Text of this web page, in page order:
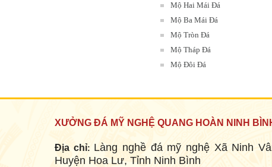
Mã SP: LMĐ 60
Mộ Hai Mái Đá
Mộ Ba Mái Đá
Mộ Tròn Đá
Mộ Tháp Đá
Mộ Đôi Đá
XƯỞNG ĐÁ MỸ NGHỆ QUANG HOÀN NINH
Địa chỉ: Làng nghề đá mỹ nghệ Xã Ninh
Huyện Hoa Lư, Tỉnh Ninh Bình